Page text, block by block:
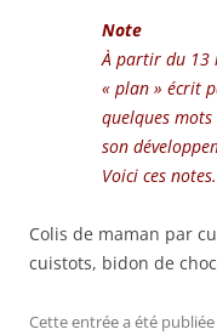
Note
À partir du 13
« plan » écrit
quelques
son
Voici ces notes.
Colis de maman par
cuistots, bidon de
Cette entrée a été